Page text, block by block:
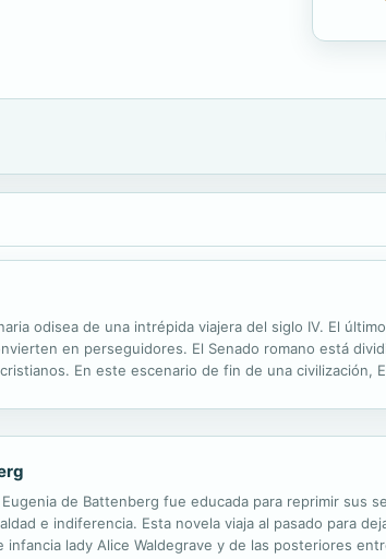
odisea de una intrépida viajera del siglo IV. El
en perseguidores. El Senado romano está
En este escenario de fin de una civilización,
de Battenberg fue educada para reprimir sus
e indiferencia. Esta novela viaja al pasado para
lady Alice Waldegrave y de las posteriores